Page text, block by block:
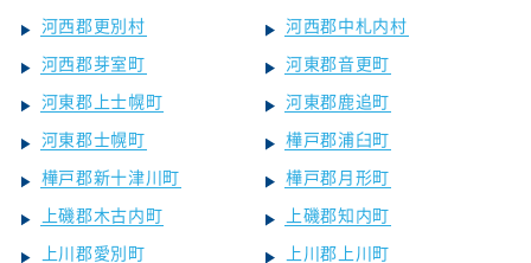
河西郡更別村
河西郡中札内村
河西郡芽室町
河東郡音更町
河東郡上士幌町
河東郡鹿追町
河東郡士幌町
樺戸郡浦臼町
樺戸郡新十津川町
樺戸郡月形町
上磯郡木古内町
上磯郡知内町
上川郡愛別町
上川郡上川町